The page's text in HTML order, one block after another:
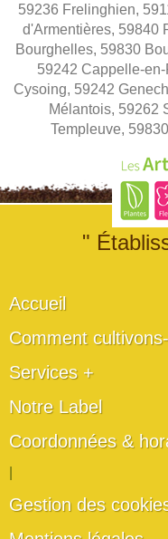
59236 Frelinghien,
d'Armentières, 59840
Bourghelles, 59830
59242 Cappelle-
Cysoing, 59242
Mélantois, 59262
Templeuve,
"
Accueil
Comment
Services +
Notre Label
Coordonnées &
Gestion des